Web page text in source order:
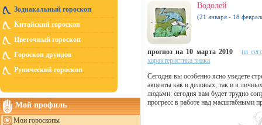
Зодиакальный гороскоп
Китайский гороскоп
Цветочный гороскоп
Гороскоп друидов
Рунический гороскоп
Мой профиль
Мои гороскопы
Водолей
(21 января - 18
прогноз на 10 марта 2010
на
характеристика знака
Сегодня вы особенно ясно уведете
акценты как в деловых, так и в
людьми: сегодня вам будет трудно
прогресс в работе над масштабными